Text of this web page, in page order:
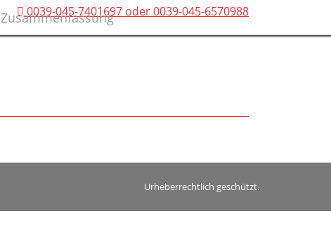
0039-045-7401697 oder 0039-045-6570988
Zusammenfassung
Urheberrechtlich geschützt.